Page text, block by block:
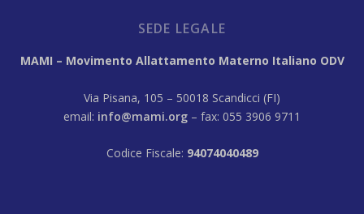
SEDE LEGALE
MAMI – Movimento Allattamento Materno Italiano ODV
Via Pisana, 105 – 50018 Scandicci (FI)
email: info@mami.org – fax: 055 3906 9711
Codice Fiscale: 94074040489